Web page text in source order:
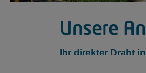
Unsere
Ihr direkter Draht